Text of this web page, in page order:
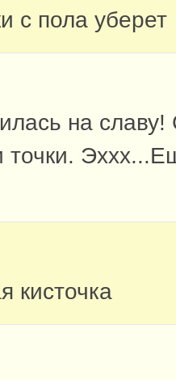
с пола уберет
на славу!
точки.
кисточка